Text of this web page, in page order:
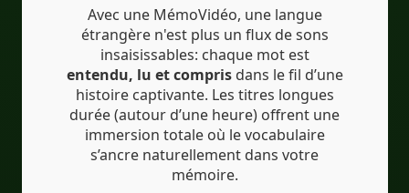
Avec une MémoVidéo, une langue
étrangère n'est plus un flux de sons
insaisissables: chaque mot est
entendu, lu et comprisdans le fil d’une
histoire captivante. Les titres longues
durée (autour d’une heure) offrent une
immersion totale où le vocabulaire
s’ancre naturellement dans votre
mémoire.